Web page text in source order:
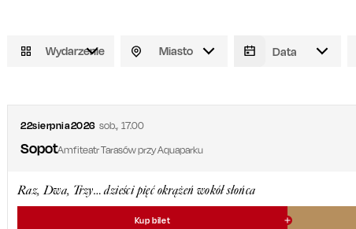
Wydarzenie Miasto
22sierpnia2026 sob., 17.00
SopotAmfiteatr Tarasów przy Aquaparku
Raz, Dwa, Trzy… dzieści pięć okrążeń wokół słońca
Kup bilet